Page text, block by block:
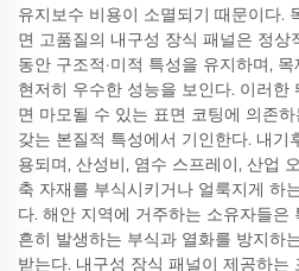
유지보수 비용이 소멸되기 때문이다.
면 고품질의 내구성 장식 패널은 정
동안 구조적·미적 특성을 유지하며,
현저히 우수한 성능을 보인다. 이러
면 마모될 수 있는 표면 코팅에 의존
갖는 본질적 특성에서 기인한다. 내기
용되며, 산성비, 염수 스프레이, 산업
축 자재를 부식시키거나 얼룩지게 하
다. 해안 지역에 거주하는 소유자들은
흔히 발생하는 부식과 열화를 방지하
받는다. 내구성 장식 패널이 제공하